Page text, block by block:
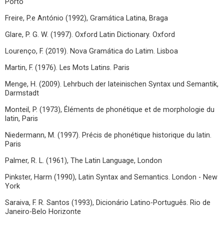
Porto
Freire, P.e António (1992), Gramática Latina, Braga
Glare, P. G. W. (1997). Oxford Latin Dictionary. Oxford
Lourenço, F. (2019). Nova Gramática do Latim. Lisboa
Martin, F. (1976). Les Mots Latins. Paris
Menge, H. (2009). Lehrbuch der lateinischen Syntax und Semantik,
Darmstadt
Monteil, P. (1973), Éléments de phonétique et de morphologie du
latin, Paris
Niedermann, M. (1997). Précis de phonétique historique du latin.
Paris
Palmer, R. L. (1961), The Latin Language, London
Pinkster, Harm (1990), Latin Syntax and Semantics. London - New
York
Saraiva, F. R. Santos (1993), Dicionário Latino-Português. Rio de
Janeiro-Belo Horizonte